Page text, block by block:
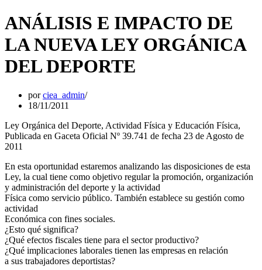
ANÁLISIS E IMPACTO DE
LA NUEVA LEY ORGÁNICA
DEL DEPORTE
porciea_admin
18/11/2011
Ley Orgánica del Deporte, Actividad Física y Educación Física,
Publicada en Gaceta Oficial Nº 39.741 de fecha 23 de Agosto de
2011
En esta oportunidad estaremos analizando las disposiciones de esta
Ley, la cual tiene como objetivo regular la promoción, organización
y administración del deporte y la actividad
Física como servicio público. También establece su gestión como
actividad
Económica con fines sociales.
¿Esto qué significa?
¿Qué efectos fiscales tiene para el sector productivo?
¿Qué implicaciones laborales tienen las empresas en relación
a sus trabajadores deportistas?